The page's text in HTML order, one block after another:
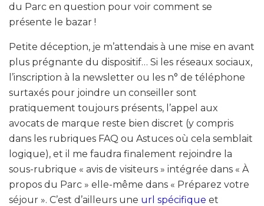
du Parc en question pour voir comment se
présente le bazar !
Petite déception, je m’attendais à une mise en avant
plus prégnante du dispositif… Si les réseaux sociaux,
l’inscription à la newsletter ou les n° de téléphone
surtaxés pour joindre un conseiller sont
pratiquement toujours présents, l’appel aux
avocats de marque reste bien discret (y compris
dans les rubriques FAQ ou Astuces où cela semblait
logique), et il me faudra finalement rejoindre la
sous-rubrique « avis de visiteurs » intégrée dans « À
propos du Parc » elle-même dans « Préparez votre
séjour ». C’est d’ailleurs une url spécifique et